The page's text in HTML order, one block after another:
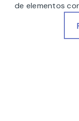
de elementos